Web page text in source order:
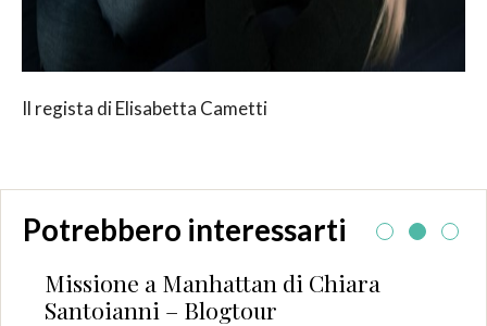
Il regista di Elisabetta Cametti
Potrebbero interessarti
Missione a Manhattan di Chiara
Santoianni – Blogtour